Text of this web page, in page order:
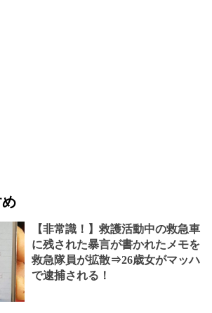
【非常識！】救護活動中の救急車
に残された暴言が書かれたメモを
救急隊員が拡散⇒26歳女がマッハ
で逮捕される！